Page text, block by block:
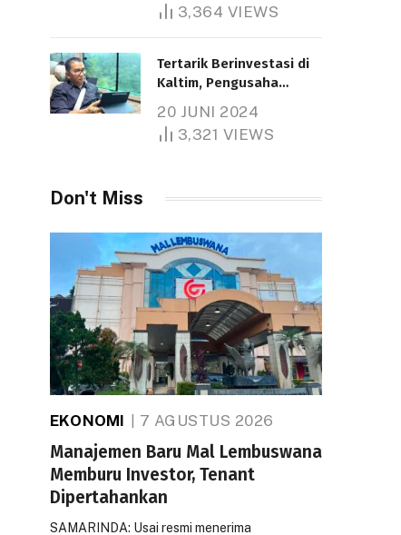
3,364 VIEWS
Tertarik Berinvestasi di
Kaltim, Pengusaha
1.000 Hektare
20 JUNI 2024
3,321 VIEWS
Don't Miss
EKONOMI 7 AGUSTUS 2026
Manajemen Baru Mal Lembuswana
Memburu Investor, Tenant
Dipertahankan
SAMARINDA: Usai resmi menerima